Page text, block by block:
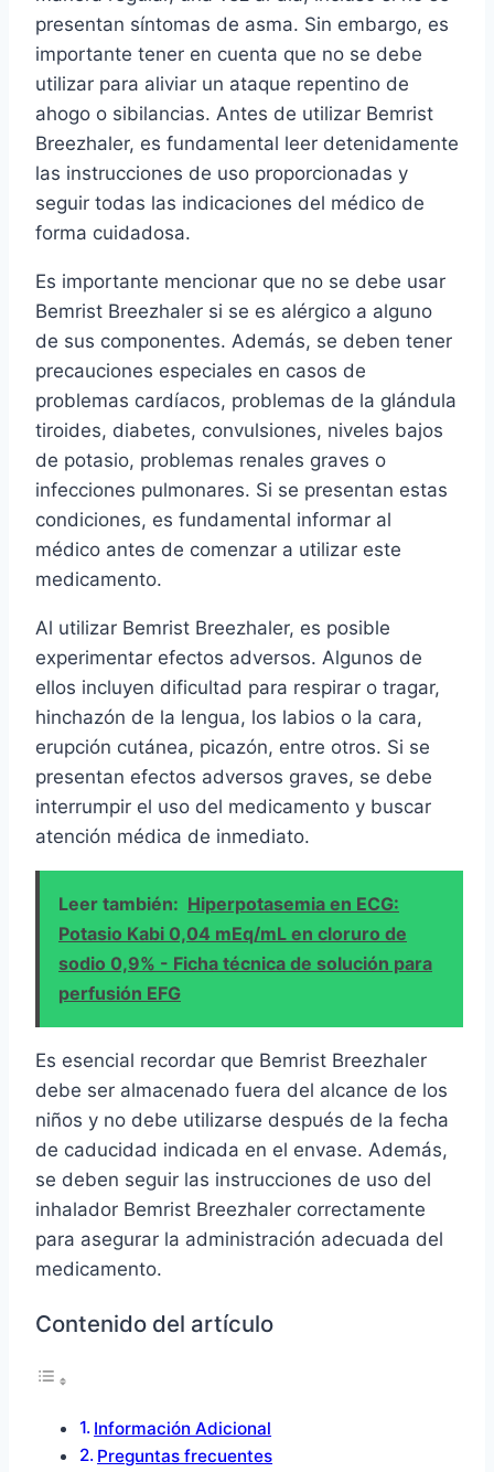
presentan síntomas de asma. Sin embargo, es
importante tener en cuenta que no se debe
utilizar para aliviar un ataque repentino de
ahogo o sibilancias. Antes de utilizar Bemrist
Breezhaler, es fundamental leer detenidamente
las instrucciones de uso proporcionadas y
seguir todas las indicaciones del médico de
forma cuidadosa.
Es importante mencionar que no se debe usar
Bemrist Breezhaler si se es alérgico a alguno
de sus componentes. Además, se deben tener
precauciones especiales en casos de
problemas cardíacos, problemas de la glándula
tiroides, diabetes, convulsiones, niveles bajos
de potasio, problemas renales graves o
infecciones pulmonares. Si se presentan estas
condiciones, es fundamental informar al
médico antes de comenzar a utilizar este
medicamento.
Al utilizar Bemrist Breezhaler, es posible
experimentar efectos adversos. Algunos de
ellos incluyen dificultad para respirar o tragar,
hinchazón de la lengua, los labios o la cara,
erupción cutánea, picazón, entre otros. Si se
presentan efectos adversos graves, se debe
interrumpir el uso del medicamento y buscar
atención médica de inmediato.
Leer también: Hiperpotasemia en ECG:
Potasio Kabi 0,04 mEq/mL en cloruro de
sodio 0,9% - Ficha técnica de solución para
perfusión EFG
Es esencial recordar que Bemrist Breezhaler
debe ser almacenado fuera del alcance de los
niños y no debe utilizarse después de la fecha
de caducidad indicada en el envase. Además,
se deben seguir las instrucciones de uso del
inhalador Bemrist Breezhaler correctamente
para asegurar la administración adecuada del
medicamento.
Contenido del artículo
Información Adicional
Preguntas frecuentes